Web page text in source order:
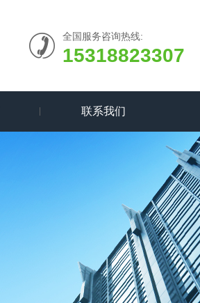
全国服务咨询热线:
15318823307
联系我们